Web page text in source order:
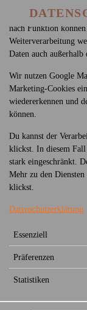
249 -
damit bei Deinem
nach Funktion
Weiterverarbeitung
Daten auch außerhalb
Wir nutzen Google
Marketing-Cookies
wiedererkennen und
können.
Du kannst der
klickst. In diesem
stark eingeschränkt.
Mehr zu den
klickst.
Datenschutzerklärung
Essenziell
Präferenzen
Statistiken